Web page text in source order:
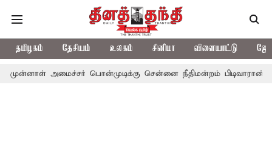
தமிழகம் தேசியம் உலகம் சினிமா விளையாட்டு
பொன்முடிக்கு சென்னை நீதிமன்றம் பிடிவாராண்ட்